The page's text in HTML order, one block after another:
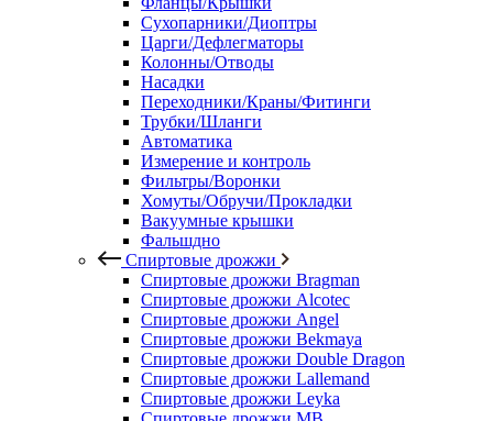
Сухопарники/Диоптры
Царги/Дефлегматоры
Колонны/Отводы
Насадки
Переходники/Краны/Фитинги
Трубки/Шланги
Автоматика
Измерение и контроль
Фильтры/Воронки
Хомуты/Обручи/Прокладки
Вакуумные крышки
Фальшдно
Спиртовые дрожжи
Спиртовые дрожжи Bragman
Спиртовые дрожжи Alcotec
Спиртовые дрожжи Angel
Спиртовые дрожжи Bekmaya
Спиртовые дрожжи Double Dragon
Спиртовые дрожжи Lallemand
Спиртовые дрожжи Leyka